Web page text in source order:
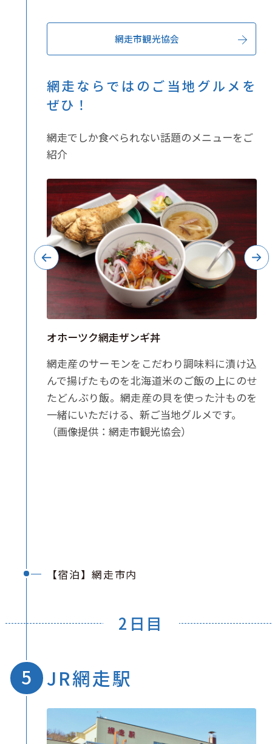
網走市観光協会
網走ならではのご当地グルメを
ぜひ！
オホーツク網走ザンギ丼
網走産のサーモンをこだわり調味料に漬け込
んで揚げたものを北海道米のご飯の上にのせ
たどんぶり飯。網走産の貝を使った汁ものを
一緒にいただける、新ご当地グルメです。
（画像提供：網走市観光協会）
網走でしか食べられない話題のメニューをご
紹介
【宿泊】網走市内
2日目
JR網走駅